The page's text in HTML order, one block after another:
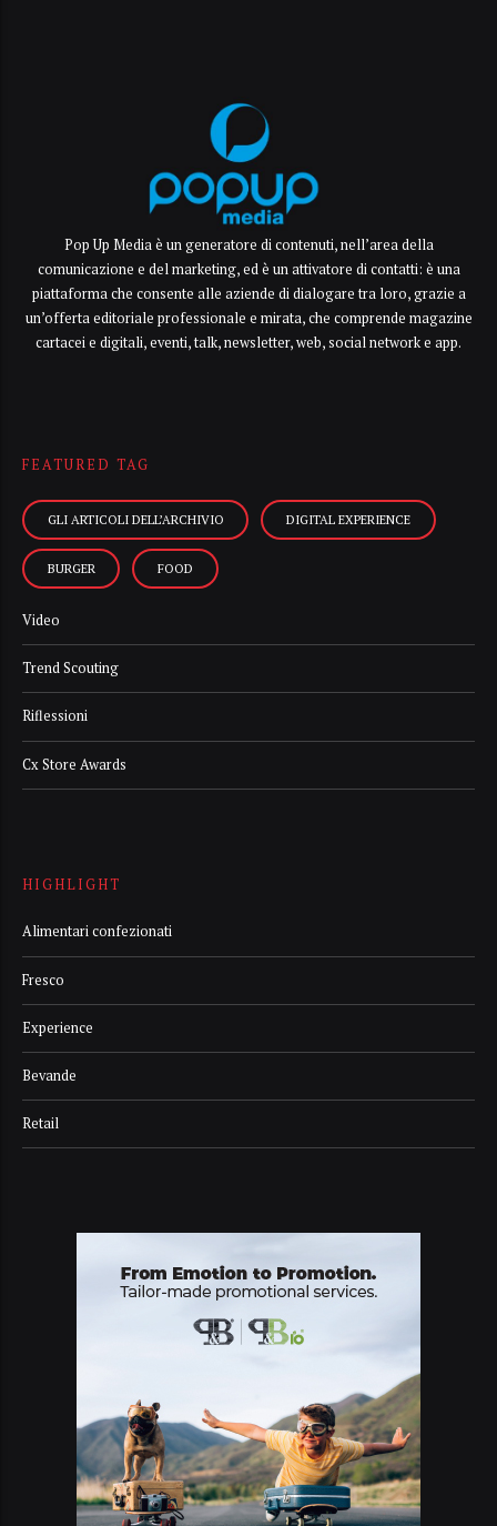
Pop Up Media è un generatore di contenuti, nell’area della
comunicazione e del marketing, ed è un attivatore di contatti: è una
piattaforma che consente alle aziende di dialogare tra loro, grazie a
un’offerta editoriale professionale e mirata, che comprende magazine
cartacei e digitali, eventi, talk, newsletter, web, social network e app.
FEATURED TAG
GLI ARTICOLI DELL’ARCHIVIO DIGITAL EXPERIENCE
BURGER FOOD
Video
Trend Scouting
Riflessioni
Cx Store Awards
HIGHLIGHT
Alimentari confezionati
Fresco
Experience
Bevande
Retail